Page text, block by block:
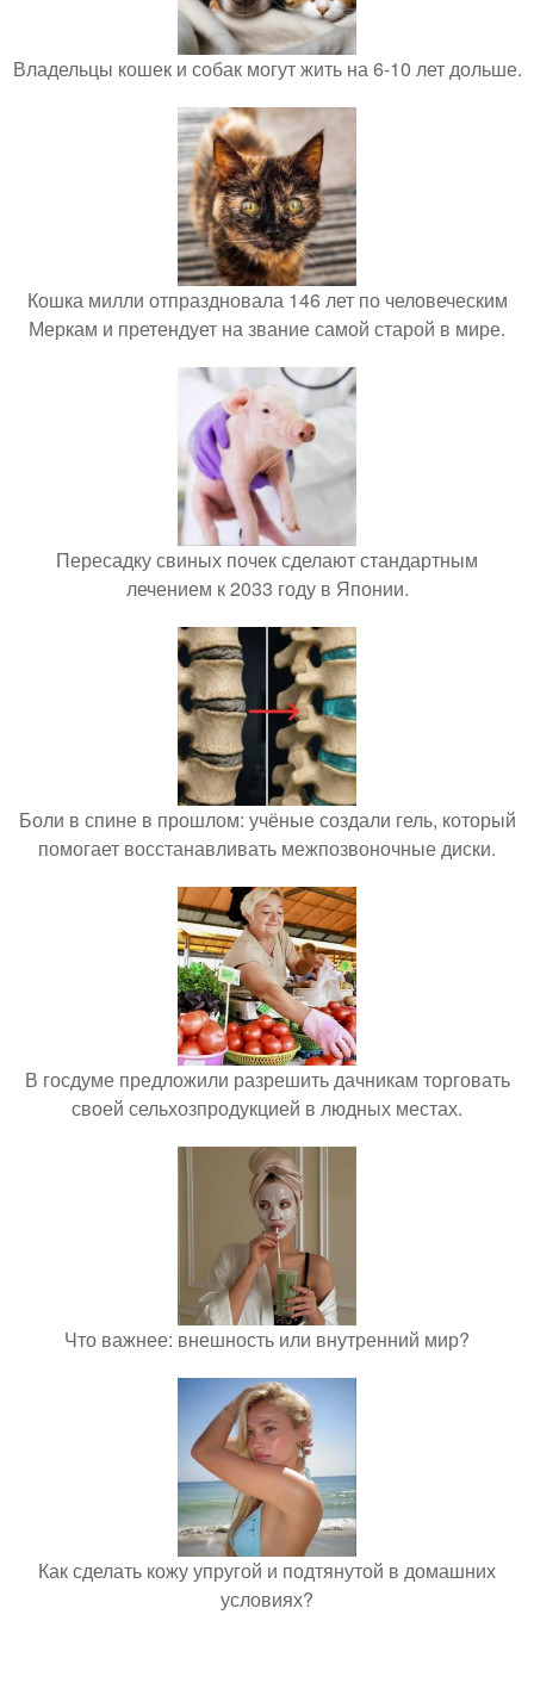
Владельцы кошек и собак могут жить на 6-10 лет дольше.
Кошка милли отпраздновала 146 лет по человеческим
Меркам и претендует на звание самой старой в мире.
Пересадку свиных почек сделают стандартным
лечением к 2033 году в Японии.
Боли в спине в прошлом: учёные создали гель, который
помогает восстанавливать межпозвоночные диски.
В госдуме предложили разрешить дачникам торговать
своей сельхозпродукцией в людных местах.
Что важнее: внешность или внутренний мир?
Как сделать кожу упругой и подтянутой в домашних
условиях?